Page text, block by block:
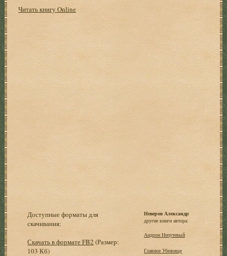
Читать книгу Online
Доступные форматы для
скачивания:
Скачать в формате FB2 (Размер:
103 Кб)
Неверов Александр
другие книги автора:
Андрон Непутевый
Главное Убежище